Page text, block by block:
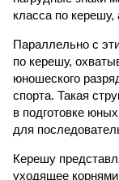
класса по
Параллельно с
по керешу,
юношеского
спорта. Такая
в подготовке
для
Керешу
уходящее